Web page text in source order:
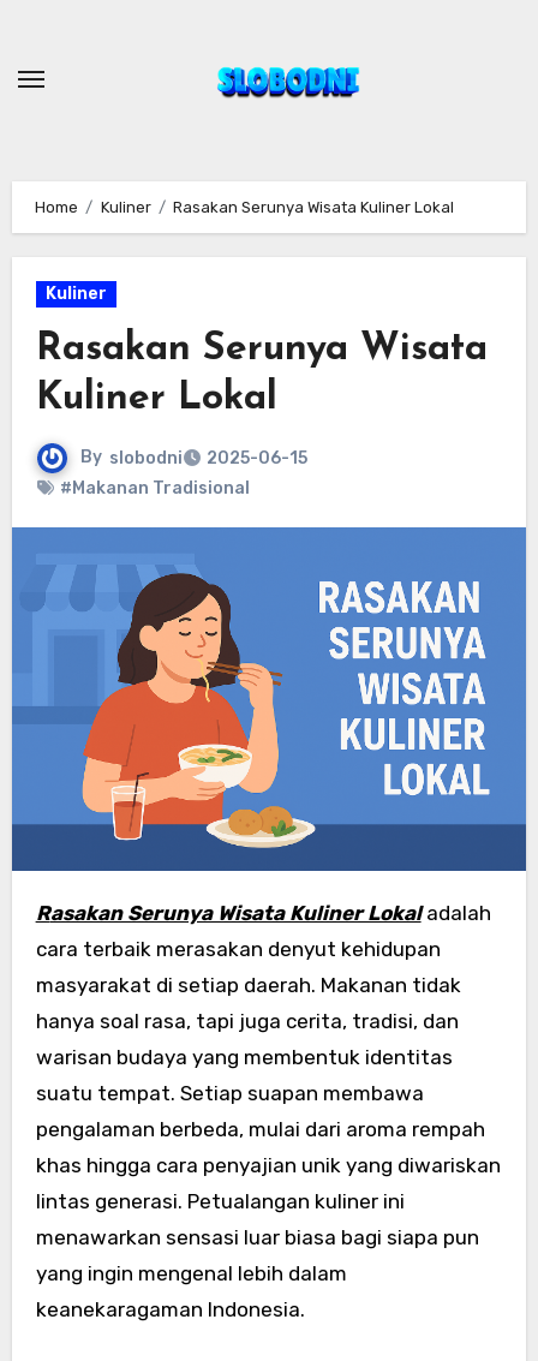
content
Home Kuliner Rasakan Serunya Wisata Kuliner Lokal
Kuliner
Rasakan Serunya Wisata
Kuliner Lokal
By slobodni
2025-06-15
#Makanan Tradisional
Rasakan Serunya Wisata Kuliner Lokaladalah
cara terbaik merasakan denyut kehidupan
masyarakat di setiap daerah. Makanan tidak
hanya soal rasa, tapi juga cerita, tradisi, dan
warisan budaya yang membentuk identitas
suatu tempat. Setiap suapan membawa
pengalaman berbeda, mulai dari aroma rempah
khas hingga cara penyajian unik yang diwariskan
lintas generasi. Petualangan kuliner ini
menawarkan sensasi luar biasa bagi siapa pun
yang ingin mengenal lebih dalam
keanekaragaman Indonesia.